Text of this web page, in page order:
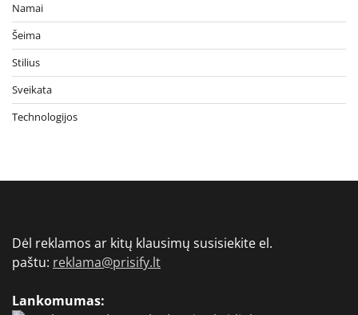
Namai
Šeima
Stilius
Sveikata
Technologijos
Dėl reklamos ar kitų klausimų susisiekite el.
paštu: reklama@prisify.lt
Lankomumas: